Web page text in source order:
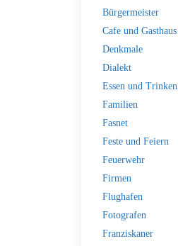
Bürgermeister
Cafe und Gasthaus
Denkmale
Dialekt
Essen und Trinken
Familien
Fasnet
Feste und Feiern
Feuerwehr
Firmen
Flughafen
Fotografen
Franziskaner